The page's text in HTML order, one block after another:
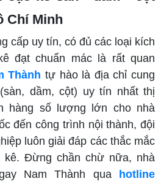
Chí Minh
cấp uy tín, có đủ các loại kích
đạt chuẩn mác là rất quan
Thành tự hào là địa chỉ cung
dầm, cột) uy tín nhất thị
hàng số lượng lớn cho nhà
đến công trình nội thành, đội
luôn giải đáp các thắc mắc
kê. Đừng chần chừ nữa, nhà
Nam Thành qua
hotline